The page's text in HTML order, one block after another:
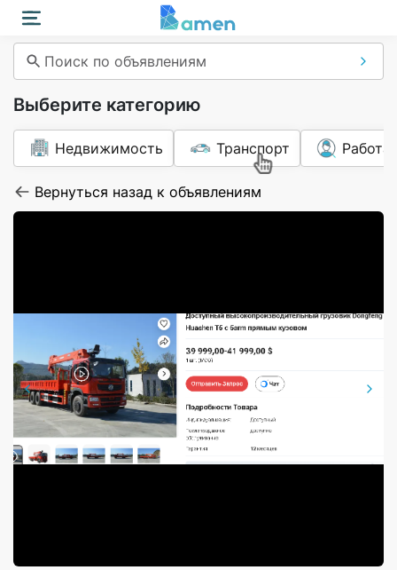
Поиск по объявлениям
Выберите категорию
Недвижимость Транспорт Работа
Вернуться назад к объявлениям